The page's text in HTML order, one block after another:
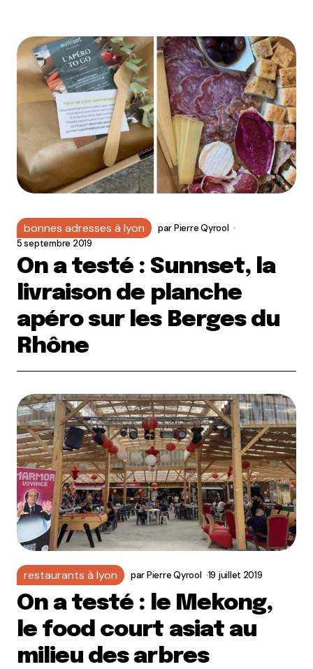
bonnes adresses à lyon parPierre Qyrool
5 septembre 2019
On a testé : Sunnset, la
livraison de planche
apéro sur les Berges du
Rhône
restaurants à lyon parPierre Qyrool 19 juillet 2019
On a testé : le Mekong,
le food court asiat au
milieu des arbres